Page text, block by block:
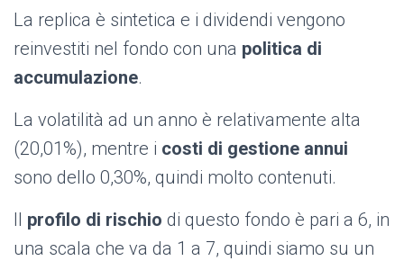
La replica è sintetica e i dividendi vengono
reinvestiti nel fondo con una politica di
accumulazione.
La volatilità ad un anno è relativamente alta
(20,01%), mentre i costi di gestione annui
sono dello 0,30%, quindi molto contenuti.
Il profilo di rischio di questo fondo è pari a 6, in
una scala che va da 1 a 7, quindi siamo su un